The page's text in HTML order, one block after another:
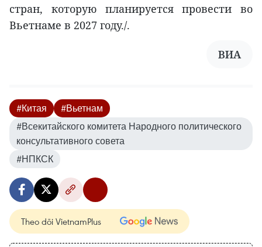
стран, которую планируется провести во
Вьетнаме в 2027 году./.
ВИA
#Китая
#Вьетнам
#Всекитайского комитета Народного политического
консультативного совета
#НПКСК
Theo dõi VietnamPlus